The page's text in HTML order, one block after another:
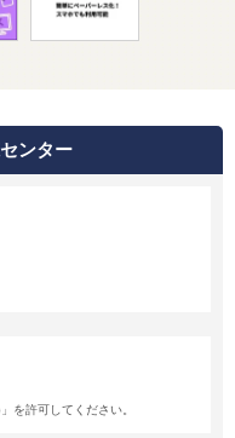
ンター
を許可してください。